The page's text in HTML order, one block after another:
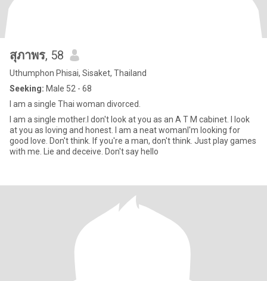
สุภาพร, 58
Uthumphon Phisai, Sisaket, Thailand
Seeking: Male 52 - 68
I am a single Thai woman divorced.
I am a single mother.I don't look at you as an A T M cabinet. I look
at you as loving and honest. I am a neat womanI'm looking for
good love. Don't think. If you're a man, don't think. Just play games
with me. Lie and deceive. Don't say hello